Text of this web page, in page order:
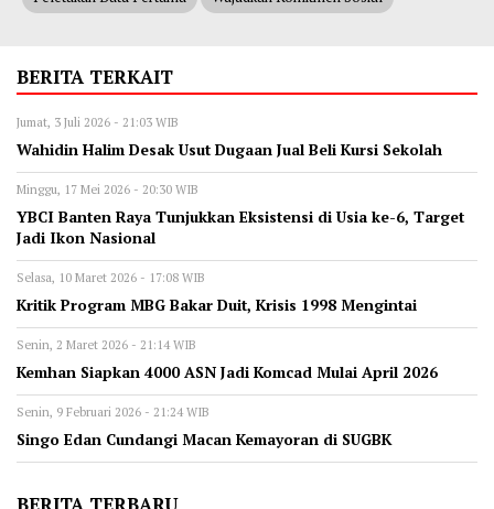
BERITA TERKAIT
Jumat, 3 Juli 2026 - 21:03 WIB
Wahidin Halim Desak Usut Dugaan Jual Beli Kursi Sekolah‎
Minggu, 17 Mei 2026 - 20:30 WIB
YBCI Banten Raya Tunjukkan Eksistensi di Usia ke-6, Target
Jadi Ikon Nasional
Selasa, 10 Maret 2026 - 17:08 WIB
‎Kritik Program MBG Bakar Duit, Krisis 1998 Mengintai
Senin, 2 Maret 2026 - 21:14 WIB
Kemhan Siapkan 4000 ASN Jadi Komcad Mulai April 2026
Senin, 9 Februari 2026 - 21:24 WIB
Singo Edan Cundangi Macan Kemayoran di SUGBK